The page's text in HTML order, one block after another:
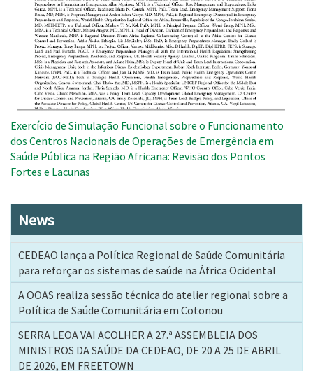
Exercício de Simulação Funcional sobre o Funcionamento
dos Centros Nacionais de Operações de Emergência em
Saúde Pública na Região Africana: Revisão dos Pontos
Fortes e Lacunas
News
CEDEAO lança a Política Regional de Saúde Comunitária
para reforçar os sistemas de saúde na África Ocidental
A OOAS realiza sessão técnica do atelier regional sobre a
Política de Saúde Comunitária em Cotonou
SERRA LEOA VAI ACOLHER A 27.ª ASSEMBLEIA DOS
MINISTROS DA SAÚDE DA CEDEAO, DE 20 A 25 DE ABRIL
DE 2026, EM FREETOWN